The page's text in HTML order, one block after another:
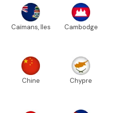
Caïmans, Iles Cambodge
Chine Chypre